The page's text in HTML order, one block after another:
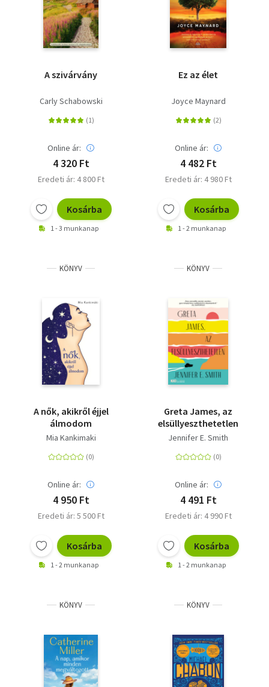
A szivárvány
Carly Schabowski
Online ár:
4 320 Ft
Eredeti ár: 4 800 Ft
Kosárba
1 - 3 munkanap
Ez az élet
Joyce Maynard
Online ár:
4 482 Ft
Eredeti ár: 4 980 Ft
Kosárba
1 - 2 munkanap
KÖNYV
A nők, akikről éjjel
álmodom
Mia Kankimaki
Online ár:
4 950 Ft
Eredeti ár: 5 500 Ft
Kosárba
1 - 2 munkanap
KÖNYV
Greta James, az
elsüllyeszthetetlen
Jennifer E. Smith
Online ár:
4 491 Ft
Eredeti ár: 4 990 Ft
Kosárba
1 - 2 munkanap
KÖNYV KÖNYV